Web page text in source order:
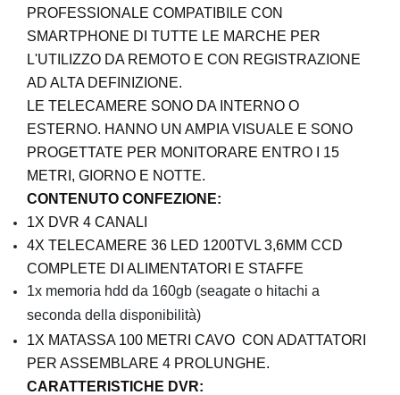
PROFESSIONALE COMPATIBILE CON
SMARTPHONE DI TUTTE LE MARCHE PER
L'UTILIZZO DA REMOTO E CON REGISTRAZIONE
AD ALTA DEFINIZIONE.
LE TELECAMERE SONO DA INTERNO O
ESTERNO. HANNO UN AMPIA VISUALE E SONO
PROGETTATE PER MONITORARE ENTRO I 15
METRI, GIORNO E NOTTE.
CONTENUTO CONFEZIONE:
1X DVR 4 CANALI
4X TELECAMERE 36 LED 1200TVL 3,6MM CCD
COMPLETE DI ALIMENTATORI E STAFFE
1x memoria hdd da 160gb (seagate o hitachi a
seconda della disponibilità)
1X MATASSA 100 METRI CAVO CON ADATTATORI
PER ASSEMBLARE 4 PROLUNGHE.
CARATTERISTICHE DVR: